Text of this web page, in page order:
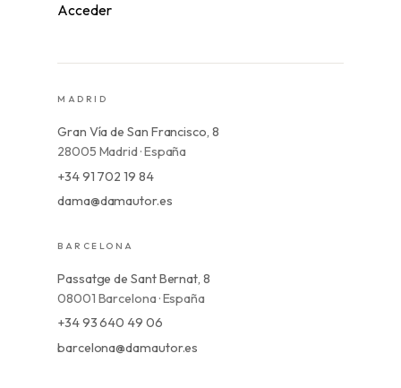
Acceder
MADRID
Gran Vía de San Francisco, 8
28005 Madrid · España
+34 91 702 19 84
dama@damautor.es
BARCELONA
Passatge de Sant Bernat, 8
08001 Barcelona · España
+34 93 640 49 06
barcelona@damautor.es